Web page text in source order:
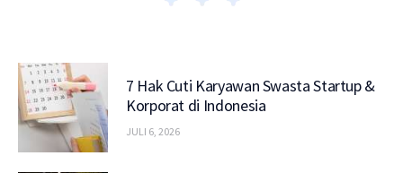
7 Hak Cuti Karyawan Swasta Startup &
Korporat di Indonesia
JULI 6, 2026